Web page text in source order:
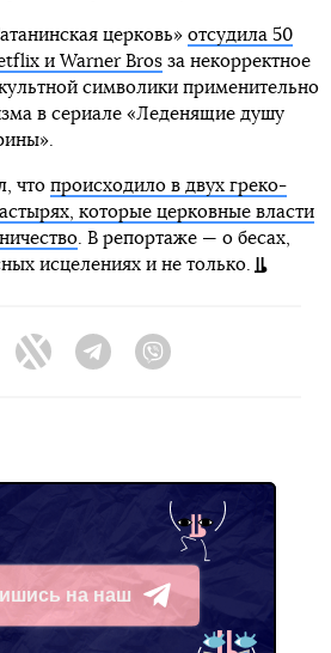
церковь» отсудила 50
и Warner Brosза некорректное
символики применительно
в сериале «Леденящие душу
что происходило в двух греко-
которые церковные власти
. В репортаже — о бесах,
исцелениях и не только.
FacebookTwitter Telegram
на наш